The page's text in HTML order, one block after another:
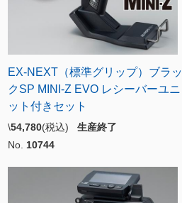
EX-NEXT（標準グリップ）ブラッ
クSP MINI-Z EVO レシーバーユニ
ット付きセット
\54,780(税込) 生産終了
No. 10744